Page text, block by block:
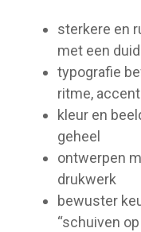
sterkere en
met een
typografie
ritme,
kleur en
geheel
ontwerpen
drukwerk
bewuster
“schuiven